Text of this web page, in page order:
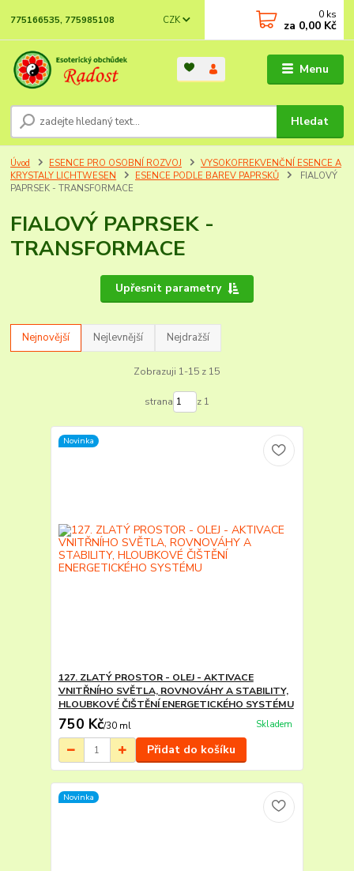
Menu
CZK
Hledat
775166535, 775985108 0 ks
za 0,00 Kč
Úvod ESENCE PRO OSOBNÍ ROZVOJ
VYSOKOFREKVENČNÍ ESENCE A
KRYSTALY LICHTWESEN
ESENCE PODLE BAREV PAPRSKŮ
FIALOVÝ
PAPRSEK - TRANSFORMACE
FIALOVÝ PAPRSEK -
TRANSFORMACE
Upřesnit parametry
Nejnovější Nejlevnější Nejdražší
Zobrazuji 1-15 z 15
strana z 1
Novinka
127. ZLATÝ PROSTOR - OLEJ - AKTIVACE
VNITŘNÍHO SVĚTLA, ROVNOVÁHY A STABILITY,
HLOUBKOVÉ ČIŠTĚNÍ ENERGETICKÉHO SYSTÉMU
750 Kč/30 ml Skladem
Přidat do košíku
Novinka